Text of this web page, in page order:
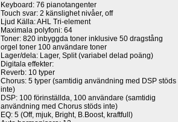
Keyboard: 76 pianotangenter
Touch svar: 2 känslighet nivåer, off
Ljud Källa: AHL Tri-element
Maximala polyfoni: 64
Toner: 820 inbyggda toner inklusive 50 dragstång
orgel toner 100 användare toner
Lager/dela: Lager, Split (variabel delad poäng)
Digitala effekter:
Reverb: 10 typer
Chorus: 5 typer (samtidig användning med DSP stöds
inte)
DSP: 100 förinställda, 100 användare (samtidig
användning med Chorus stöds inte)
EQ: 5 (Off, mjuk, Bright, B.Boost, kraftfull)